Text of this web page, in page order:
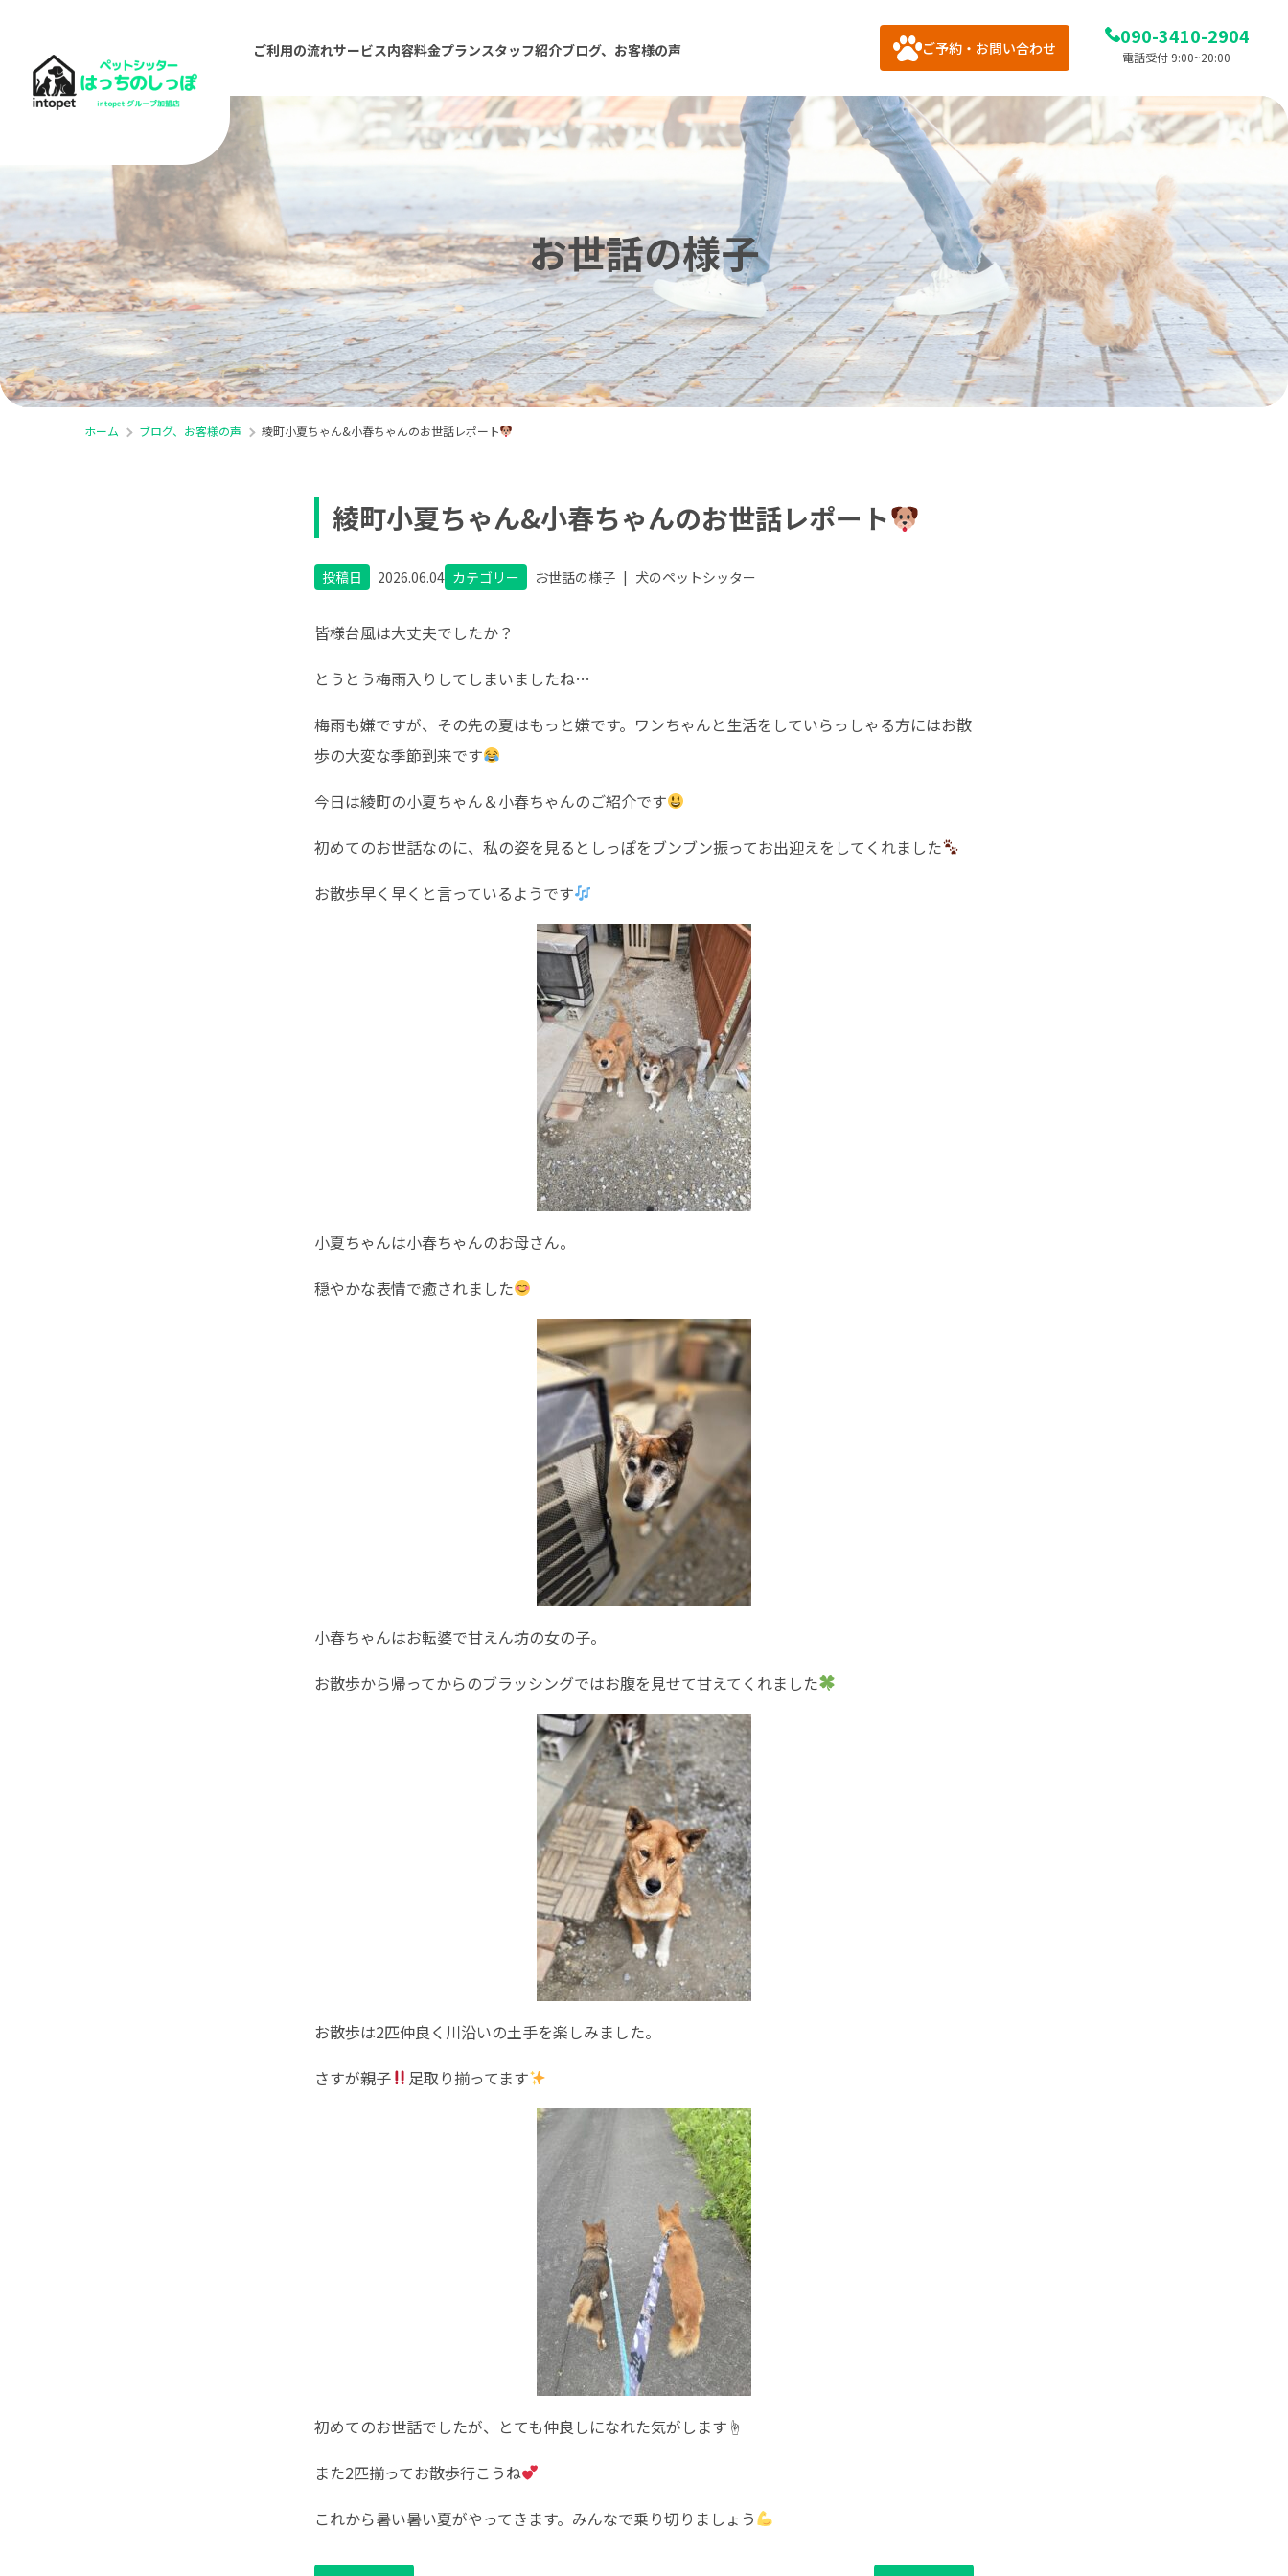
ご利用の流れサービス内容料金プランスタッフ紹介ブログ、お客様の声 ご予約・お問い合わせ 090-3410-2904
電話受付 9:00~20:00
お世話の様子
ホーム ブログ、お客様の声 綾町小夏ちゃん&小春ちゃんのお世話レポート
綾町小夏ちゃん&小春ちゃんのお世話レポート
投稿日 2026.06.04 カテゴリー お世話の様子 | 犬のペットシッター
皆様台風は大丈夫でしたか？
とうとう梅雨入りしてしまいましたね…
梅雨も嫌ですが、その先の夏はもっと嫌です。ワンちゃんと生活をしていらっしゃる方にはお散
歩の大変な季節到来です
今日は綾町の小夏ちゃん＆小春ちゃんのご紹介です
初めてのお世話なのに、私の姿を見るとしっぽをブンブン振ってお出迎えをしてくれました
お散歩早く早くと言っているようです
小夏ちゃんは小春ちゃんのお母さん。
穏やかな表情で癒されました
小春ちゃんはお転婆で甘えん坊の女の子。
お散歩から帰ってからのブラッシングではお腹を見せて甘えてくれました
お散歩は2匹仲良く川沿いの土手を楽しみました。
さすが親子
足取り揃ってます
初めてのお世話でしたが、とても仲良しになれた気がします☝️
また2匹揃ってお散歩行こうね
これから暑い暑い夏がやってきます。みんなで乗り切りましょう